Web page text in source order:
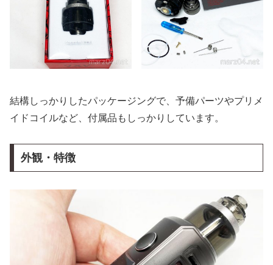
結構しっかりしたパッケージングで、予備パーツやプリメ
イドコイルなど、付属品もしっかりしています。
外観・特徴